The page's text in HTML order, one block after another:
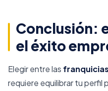
Conclusión:
el éxito
Elegir entre las
requiere equilibrar tu perfil